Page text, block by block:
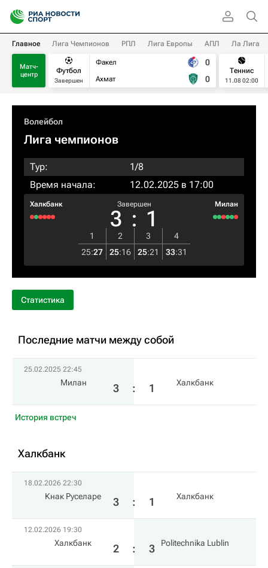
Главное Лига Чемпионов РПЛ Лига Европы АПЛ Ла Лига
Матч-
центр
Футбол
Завершен
Факел
Ахмат
0
0
Теннис
11.08 02:00
Волейбол
Лига чемпионов
Тур:
1/8
Время начала:
12.02.2025 в 17:00
Халкбанк Завершен
3 : 1
Милан
1 2 3
4
25:27 25:16 25:21 33:31
Статистика
Последние матчи между собой
25.02.2025 22:45
Милан 3 : 1 Халкбанк
История встреч
Халкбанк
18.02.2026 22:30
Кнак Руселаре 3 : 1 Халкбанк
12.02.2026 19:30
Халкбанк 2 : 3 Politechnika Lublin